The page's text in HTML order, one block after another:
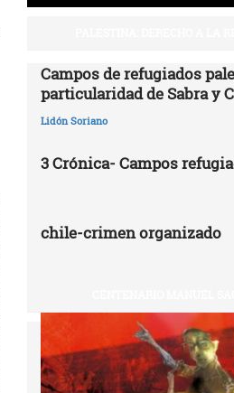
Campos de refugiados
particularidad de Sabra y
Lidón Soriano
3 Crónica- Campos
chile-crimen organizado